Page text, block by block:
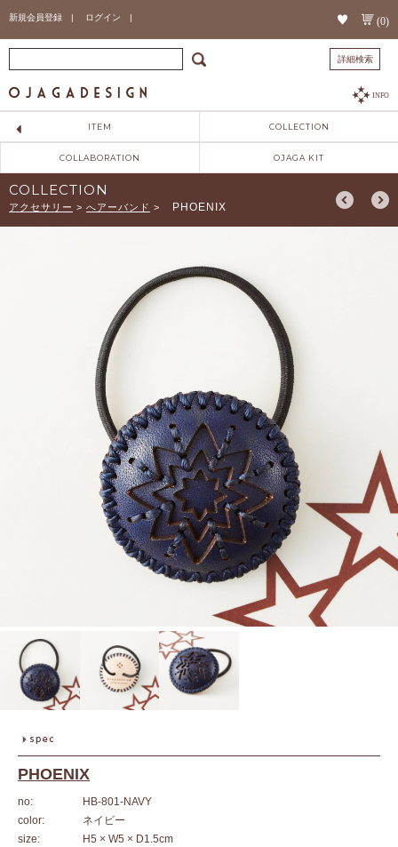
新規会員登録 | ログイン | (0)
詳細検索
INFO
ITEM COLLECTION
COLLABORATION OJAGA KIT
COLLECTION
アクセサリー > へアーバンド > PHOENIX
PHOENIX
no:
HB-801-NAVY
color:
ネイビー
size:
H5 × W5 × D1.5cm